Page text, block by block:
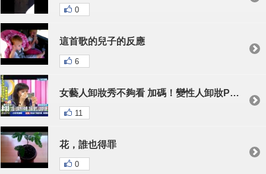
0
這首歌的兒子的反應
6
女藝人卸妝秀不夠看 加碼！變性人卸妝PK賽
11
花，誰也得罪
0